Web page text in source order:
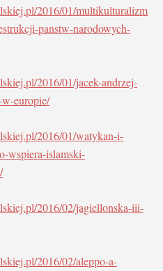
2016/01/multikulturalizm
panstw-narodowych-
2016/01/jacek-andrzej-
europie/
2016/01/watykan-i-
wspiera-islamski-
2016/02/jagiellonska-iii-
2016/02/aleppo-a-